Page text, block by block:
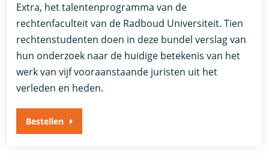
Extra, het talentenprogramma van de
rechtenfaculteit van de Radboud Universiteit. Tien
rechtenstudenten doen in deze bundel verslag van
hun onderzoek naar de huidige betekenis van het
werk van vijf vooraanstaande juristen uit het
verleden en heden.
Bestellen